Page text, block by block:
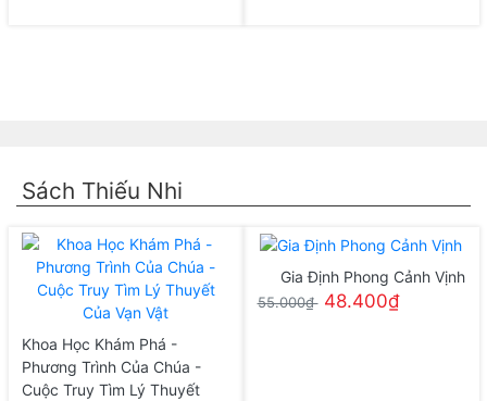
Sách Thiếu Nhi
Khoa Học Khám Phá -
Phương Trình Của Chúa -
Cuộc Truy Tìm Lý Thuyết
Gia Định Phong Cảnh Vịnh
55.000₫ 48.400₫